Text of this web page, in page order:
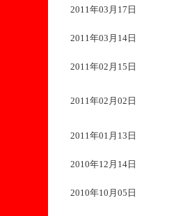
2011年03月17日
2011年03月14日
2011年02月15日
2011年02月02日
2011年01月13日
2010年12月14日
2010年10月05日